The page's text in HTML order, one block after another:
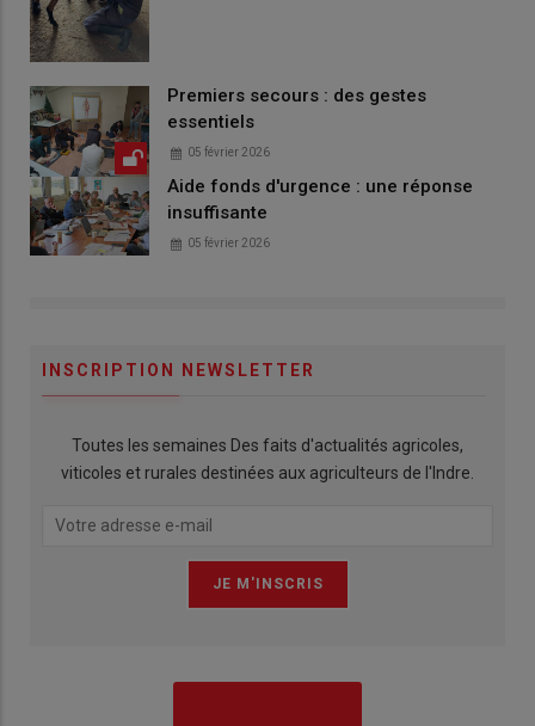
Premiers secours : des gestes
essentiels
05 février 2026
Aide fonds d'urgence : une réponse
insuffisante
05 février 2026
INSCRIPTION NEWSLETTER
Toutes les semaines Des faits d'actualités agricoles,
viticoles et rurales destinées aux agriculteurs de l'Indre.